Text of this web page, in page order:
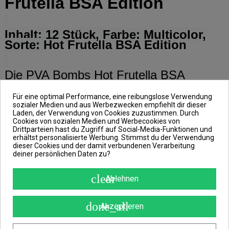
Inhalt: 12 Stück, Farbe: Multicolor,
Sorte: Hot FrutellaBSA Edition
Die PVA Bombs Hot Frutella BSA
für maximale Attraktivität, hochwertige
Inhaltsstoffe und sorgfältige Handarbeit.
Jede einzelne PVA-Bombe wird von
Hand gebunden und enthält eine perfekt
abgestimmte Mischung aus
hochwertigen Pellets mit dem bewährten
Hot Frutella Aromaprofil.
Die außergewöhnliche Kombination aus
intensiv süß-fruchtigen Noten und einer
dezent scharfen, würzigen Komponente
erzeugt unter Wasser eine markante
Duft- und Geschmacksspur. Dieses
ausgewogene Zusammenspiel aus
Für eine optimal Performance, eine reibungslose Verwendung
sozialer Medien und aus Werbezwecken empfiehlt dir dieser
Laden, der Verwendung von Cookies zuzustimmen. Durch
Cookies von sozialen Medien und Werbecookies von
Drittparteien hast du Zugriff auf Social-Media-Funktionen und
erhältst personalisierte Werbung. Stimmst du der Verwendung
dieser Cookies und der damit verbundenen Verarbeitung
deiner persönlichen Daten zu?
clearAblehnen
done_all
Akzeptieren